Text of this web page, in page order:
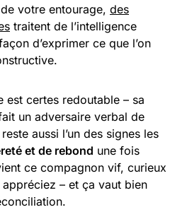
votre entourage, des
traitent de l’intelligence
d’exprimer ce que l’on
est certes redoutable – sa
un adversaire verbal de
aussi l’un des signes les
et de rebond une fois
ce compagnon vif, curieux
– et ça vaut bien